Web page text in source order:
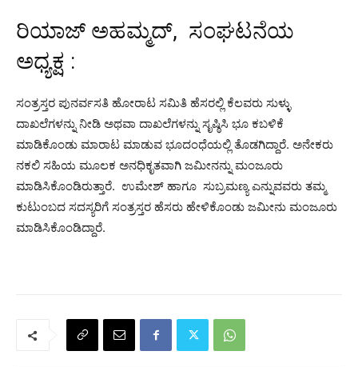
ರಿಯಾಜ್ ಅಹಮ್ಮದ್, ಸಂಘಟನೆಯ
ಅಧ್ಯಕ್ಷ :
ಸಂತ್ರಸ್ತರ ಪುನರ್ವಸತಿ ಹೋರಾಟ ಸಮಿತಿ ಹೆಸರಲ್ಲಿ ಕೆಲವರು ಸುಳ್ಳು
ದಾಖಲೆಗಳನ್ನು ನೀಡಿ ಅಥವಾ ದಾಖಲೆಗಳನ್ನು ಸೃಷ್ಠಿಸಿ ಭೂ ಕಬಳಿಕೆ
ಮಾಡಿಕೊಂಡು ಮಾರಾಟ ಮಾಡುವ ಭೂದಂಧೆಯಲ್ಲಿ ತೊಡಗಿದ್ದಾರೆ. ಅನೇಕರು
ನಕಲಿ ಸಹಿಯ ಮೂಲಕ ಅನಧಿಕೃತವಾಗಿ ಜಮೀನನ್ನು ಮಂಜೂರು
ಮಾಡಿಸಿಕೊಂಡಿರುತ್ತಾರೆ. ಉಮೇಶ್ ಹಾಗೂ ಸುಬ್ರಮಣ್ಯ ಎನ್ನುವವರು ತಮ್ಮ
ಕುಟುಂಬದ ಸದಸ್ಯರಿಗೆ ಸಂತ್ರಸ್ತರ ಹೆಸರು ಹೇಳಿಕೊಂಡು ಜಮೀನು ಮಂಜೂರು
ಮಾಡಿಸಿಕೊಂಡಿದ್ದಾರೆ.